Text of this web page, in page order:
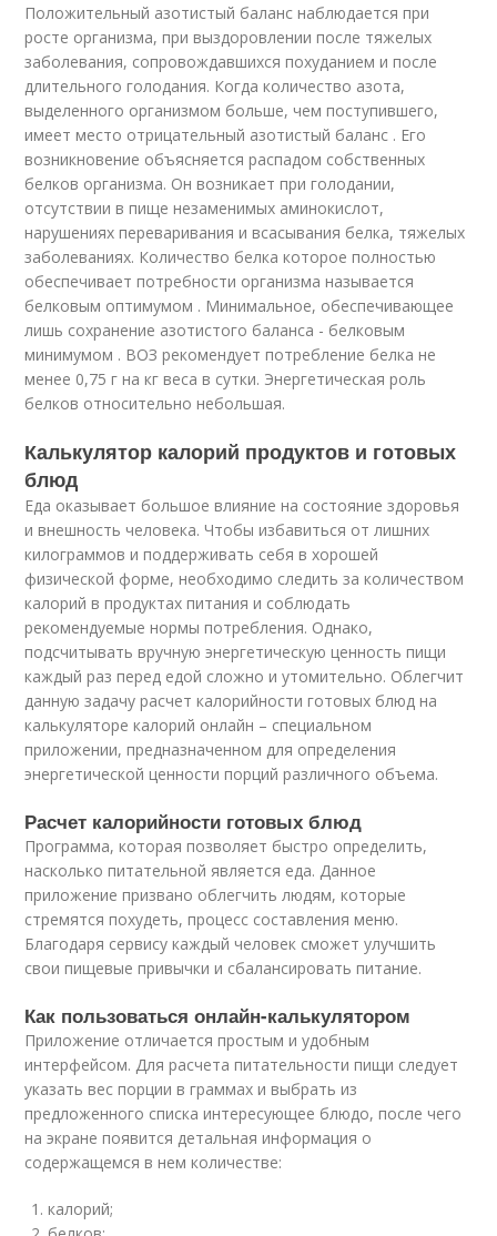
Положительный азотистый баланс наблюдается при
росте организма, при выздоровлении после тяжелых
заболевания, сопровождавшихся похуданием и после
длительного голодания. Когда количество азота,
выделенного организмом больше, чем поступившего,
имеет место отрицательный азотистый баланс . Его
возникновение объясняется распадом собственных
белков организма. Он возникает при голодании,
отсутствии в пище незаменимых аминокислот,
нарушениях переваривания и всасывания белка, тяжелых
заболеваниях. Количество белка которое полностью
обеспечивает потребности организма называется
белковым оптимумом . Минимальное, обеспечивающее
лишь сохранение азотистого баланса - белковым
минимумом . ВОЗ рекомендует потребление белка не
менее 0,75 г на кг веса в сутки. Энергетическая роль
белков относительно небольшая.
Калькулятор калорий продуктов и готовых
блюд
Еда оказывает большое влияние на состояние здоровья
и внешность человека. Чтобы избавиться от лишних
килограммов и поддерживать себя в хорошей
физической форме, необходимо следить за количеством
калорий в продуктах питания и соблюдать
рекомендуемые нормы потребления. Однако,
подсчитывать вручную энергетическую ценность пищи
каждый раз перед едой сложно и утомительно. Облегчит
данную задачу расчет калорийности готовых блюд на
калькуляторе калорий онлайн – специальном
приложении, предназначенном для определения
энергетической ценности порций различного объема.
Расчет калорийности готовых блюд
Программа, которая позволяет быстро определить,
насколько питательной является еда. Данное
приложение призвано облегчить людям, которые
стремятся похудеть, процесс составления меню.
Благодаря сервису каждый человек сможет улучшить
свои пищевые привычки и сбалансировать питание.
Как пользоваться онлайн-калькулятором
Приложение отличается простым и удобным
интерфейсом. Для расчета питательности пищи следует
указать вес порции в граммах и выбрать из
предложенного списка интересующее блюдо, после чего
на экране появится детальная информация о
содержащемся в нем количестве:
калорий;